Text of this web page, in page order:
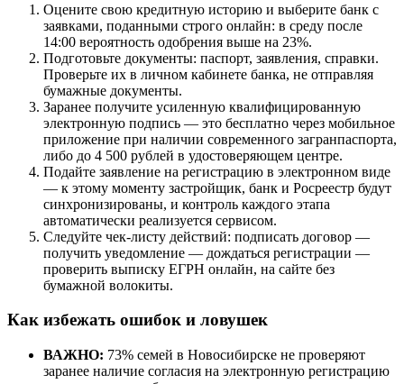
Оцените свою кредитную историю и выберите банк с
заявками, поданными строго онлайн: в среду после
14:00 вероятность одобрения выше на 23%.
Подготовьте документы: паспорт, заявления, справки.
Проверьте их в личном кабинете банка, не отправляя
бумажные документы.
Заранее получите усиленную квалифицированную
электронную подпись — это бесплатно через мобильное
приложение при наличии современного загранпаспорта,
либо до 4 500 рублей в удостоверяющем центре.
Подайте заявление на регистрацию в электронном виде
— к этому моменту застройщик, банк и Росреестр будут
синхронизированы, и контроль каждого этапа
автоматически реализуется сервисом.
Следуйте чек-листу действий: подписать договор —
получить уведомление — дождаться регистрации —
проверить выписку ЕГРН онлайн, на сайте без
бумажной волокиты.
Как избежать ошибок и ловушек
ВАЖНО: 73% семей в Новосибирске не проверяют
заранее наличие согласия на электронную регистрацию